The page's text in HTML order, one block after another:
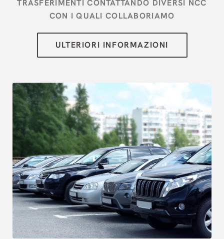
TRASFERIMENTI CONTATTANDO DIVERSI NCC
CON I QUALI COLLABORIAMO
[{"url":"https:\/\/synergy.booking-
channel.com\/api\/hotels\/2973\/medias\/76#Hotel Palace
Zingonia_Verdellino_Parcheggio","name":""}]